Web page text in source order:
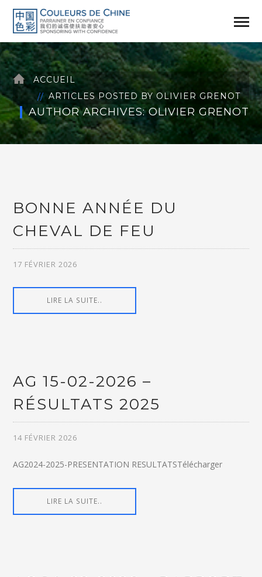
ACCUEIL
ARTICLES POSTED BY OLIVIER GRENOT
AUTHOR ARCHIVES: OLIVIER GRENOT
BONNE ANNÉE DU
CHEVAL DE FEU
17 FÉVRIER 2026
LIRE LA SUITE..
AG 15-02-2026 –
RÉSULTATS 2025
14 FÉVRIER 2026
AG2024-2025-PRESENTATION RESULTATSTélécharger
LIRE LA SUITE..